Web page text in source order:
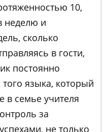
10,
неделю и
сколько
в гости,
постоянно
языка, который
в семье учителя
за
не только